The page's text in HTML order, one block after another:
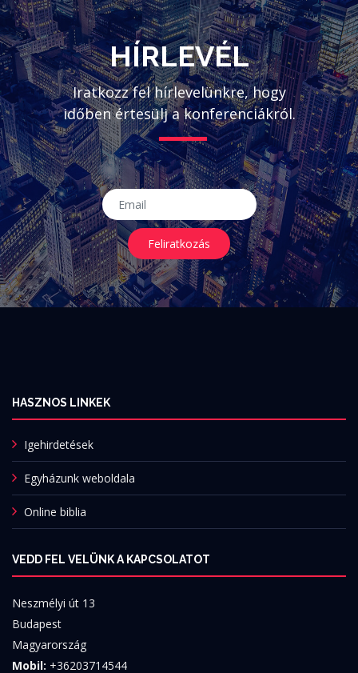
HÍRLEVÉL
Iratkozz fel hírlevelünkre, hogy
időben értesülj a konferenciákról.
Feliratkozás
HASZNOS LINKEK
Igehirdetések
Egyházunk weboldala
Online biblia
VEDD FEL VELÜNK A KAPCSOLATOT
Neszmélyi út 13
Budapest
Magyarország
Mobil: +36203714544